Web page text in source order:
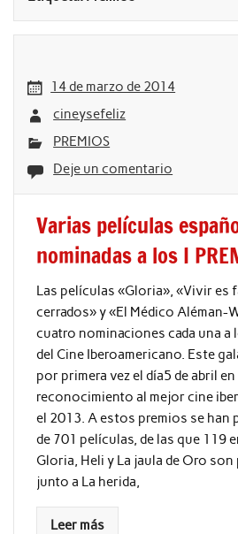
14 de marzo de 2014
cineysefeliz
PREMIOS
Deje un comentario
Varias películas
nominadas a los I
Las películas «Gloria», «Vivir es
cerrados» y «El Médico Aléman-
cuatro nominaciones cada una a
del Cine Iberoamericano. Este
por primera vez el día5 de abril
reconocimiento al mejor cine
el 2013. A estos premios se han
de 701 películas, de las que 119
Gloria, Heli y La jaula de Oro
junto a La herida,
Leer más